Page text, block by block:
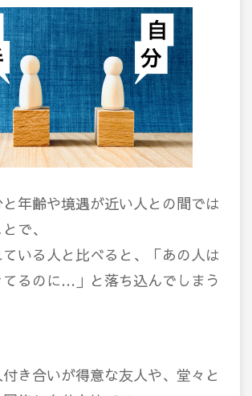
年齢や境遇が近い人との間では
で、
いる人と比べると、「あの人は
るのに…」と落ち込んでしまう
き合いが得意な友人や、堂々と